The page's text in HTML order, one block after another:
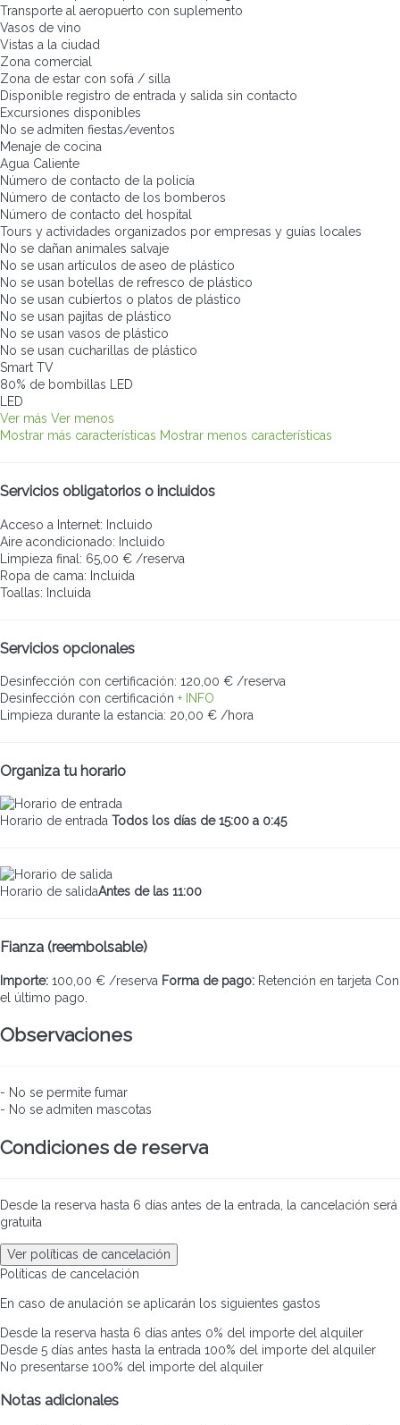
Transporte al aeropuerto con suplemento
Vasos de vino
Vistas a la ciudad
Zona comercial
Zona de estar con sofá / silla
Disponible registro de entrada y salida sin contacto
Excursiones disponibles
No se admiten fiestas/eventos
Menaje de cocina
Agua Caliente
Número de contacto de la policía
Número de contacto de los bomberos
Número de contacto del hospital
Tours y actividades organizados por empresas y guías locales
No se dañan animales salvaje
No se usan artículos de aseo de plástico
No se usan botellas de refresco de plástico
No se usan cubiertos o platos de plástico
No se usan pajitas de plástico
No se usan vasos de plástico
No se usan cucharillas de plástico
Smart TV
80% de bombillas LED
LED
Ver más Ver menos
Mostrar más características Mostrar menos características
Servicios obligatorios o incluidos
Acceso a Internet: Incluido
Aire acondicionado: Incluido
Limpieza final: 65,00 € /reserva
Ropa de cama: Incluida
Toallas: Incluida
Servicios opcionales
Desinfección con certificación: 120,00 € /reserva
Desinfección con certificación + INFO
Limpieza durante la estancia: 20,00 € /hora
Organiza tu horario
Horario de entrada Todos los días de 15:00 a 0:45
Horario de salidaAntes de las 11:00
Fianza (reembolsable)
Importe: 100,00 € /reserva Forma de pago: Retención en tarjeta Con
el último pago.
Observaciones
- No se permite fumar
- No se admiten mascotas
Condiciones de reserva
Desde la reserva hasta 6 días antes de la entrada, la cancelación será
gratuita
Ver políticas de cancelación
Políticas de cancelación
En caso de anulación se aplicarán los siguientes gastos
Desde la reserva hasta 6 días antes 0% del importe del alquiler
Desde 5 días antes hasta la entrada 100% del importe del alquiler
No presentarse 100% del importe del alquiler
Notas adicionales